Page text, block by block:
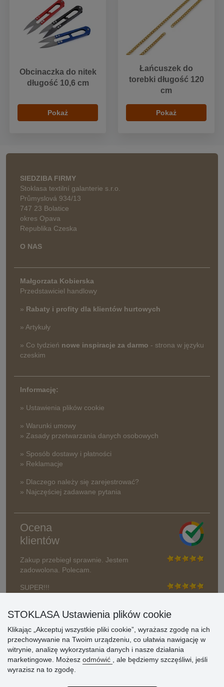
Obcinaczka do nitek
długość 10,6 cm
Pokaż
Łańcuszek do
torebki długość 120
cm
Pokaż
SIEDZIBA FIRMY
Stoklasa textilní galanterie s.r.o.
Průmyslová 934/13
747 23 Bolatice
okres Opava
Republika Czeska
O NAS
Małgorzata Kobierska
Przedstawiciel handlowy
» Rabaty i profity dla klientów hurtowych
» Artykuły
» Co tydzień nowe inspiracje za darmo - strona w języku
czeskim
Informację:
» Ustawienia plików cookie
» Warunki umowy
» Zasady przetwarzania danych osobowych
» Sposób dostawy i płatności
» Reklamacje
» Dlaczego należy się zarejestrować?
» Najczęściej zadawane pytania
Ocena
klientów
Zakup przebiegł sprawnie. Jestem
zadowolona. Polecam.
SUPER!!!
Aktualnie 1804 recenzji
* Nie weryfikujemy opinii
STOKLASA Ustawienia plików cookie
Klikając „Akceptuj wszystkie pliki cookie”, wyrażasz zgodę na ich
przechowywanie na Twoim urządzeniu, co ułatwia nawigację w
witrynie, analizę wykorzystania danych i nasze działania
marketingowe. Możesz odmówić
, ale będziemy szczęśliwi, jeśli
wyrazisz na to zgodę.